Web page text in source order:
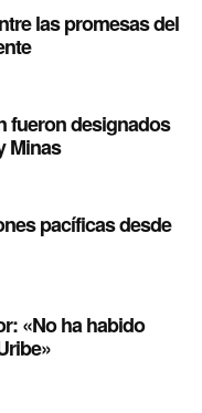
las promesas del
fueron designados
Minas
pacíficas desde
«No ha habido